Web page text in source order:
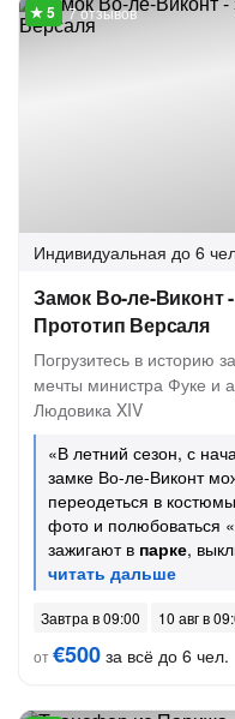
7 отзывов
Индивидуальная до 6
Замок Во-ле-Виконт
Прототип Версаля
Погрузитесь в историю
мечты министра Фуке и
Людовика XIV
«В летний сезон, с
замке Во-ле-Виконт
переодеться в
фото и полюбоваться
зажигают в парке,
Завтра в 09:00
10 авг в
от€500 за всё до 6 чел.